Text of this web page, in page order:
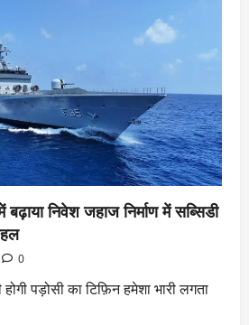
निवेश जहाज निर्माण में सब्सिडी
0
पड़ोसी का टिफ़िन हमेशा भारी लगता